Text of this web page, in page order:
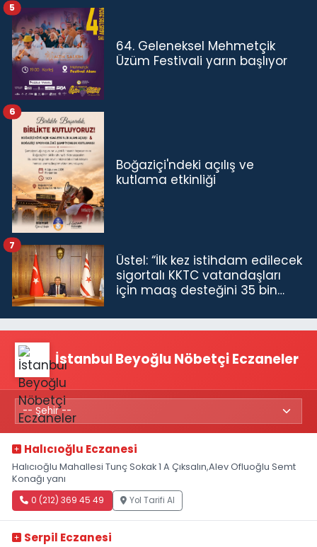
64. Geleneksel Mehmetçik
Üzüm Festivali yarın başlıyor
5
Boğaziçi'ndeki açılış ve
kutlama etkinliği
6
Üstel: “İlk kez istihdam edilecek
sigortalı KKTC vatandaşları
için maaş desteğini 35 bin
7
İstanbul Beyoğlu Nöbetçi Eczaneler
Halıcıoğlu Eczanesi
Halıcıoğlu Mahallesi Tunç Sokak 1 A Çıksalın,Alev Ofluoğlu Semt
Konağı yanı
0 (212) 369 45 49 Yol Tarifi Al
Serpil Eczanesi